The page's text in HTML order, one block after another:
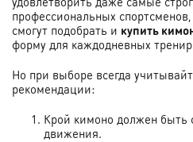
профессиональных
смогут подобрать и купить
форму для каждодневных
Но при выборе всегда
рекомендации:
Крой кимоно должен быть
движения.